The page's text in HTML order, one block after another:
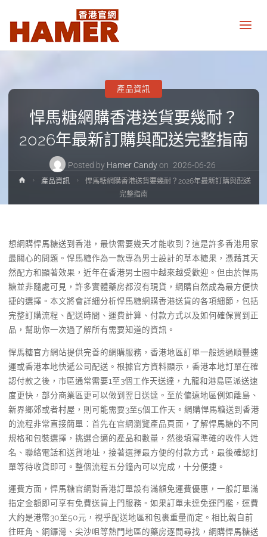
網
Hamer
Hong
Kong
official
website
悍馬糖網購香港送貨要幾耐？
2026年最新訂購與配送完整指南
Posted by Hamer Candy on 2026-06-26
產品資訊
Home產品資訊
悍馬糖網購香港送貨要幾耐？2026年最新訂購與配送
完整指南
想網購悍馬糖送到香港，最快需要幾天才能收到？這是許多香港用家
最關心的問題。悍馬糖作為一款專為男士設計的草本糖果，憑藉其天
然配方和顯著效果，近年在香港男士圈中越來越受歡迎。但由於悍馬
糖並非隨處可見，許多實體藥房都沒有現貨，網購自然成為最方便快
捷的選擇。本文將會詳細分析悍馬糖網購香港送貨的各項細節，包括
完整訂購流程、配送時間、運費計算、付款方式以及如何確保買到正
品，幫助你一次過了解所有需要知道的資訊。
悍馬糖官方網站提供完善的網購服務，香港地區訂單一般透過順豐速
運或香港本地快遞公司配送。根據官方資料顯示，香港本地訂單在確
認付款之後，市區通常需要1至3個工作天送達，九龍和港島區派送速
度更快，部分商業區更可以做到翌日送達。至於偏遠地區例如離島、
新界鄉郊或者村屋，則可能需要3至5個工作天。網購悍馬糖送到香港
的流程非常直接簡單：首先在官網瀏覽產品頁面，了解悍馬糖的不同
規格和包裝選擇，挑選合適的產品和數量，然後填寫準確的收件人姓
名、聯絡電話和送貨地址，接著選擇最方便的付款方式，最後確認訂
單等待收貨即可。整個流程五分鐘內可以完成，十分便捷。
運費方面，悍馬糖官網對香港訂單設有滿額免運費優惠，一般訂單滿
指定金額即可享有免費送貨上門服務。如果訂單未達免運門檻，運費
大約是港幣30至50元，視乎配送地區和包裹重量而定。相比親自前
往旺角、銅鑼灣、尖沙咀等熱門地區的藥房逐間尋找，網購悍馬糖送